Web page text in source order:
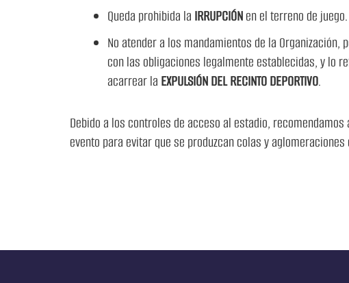
Queda prohibida la IRRUPCIÓNen el terreno de juego.
No atender a los mandamientos de la
con las obligaciones legalmente establecidas, y lo
acarrear la EXPULSIÓN DELRECINTO DEPORTIVO.
Debido a los controles de acceso al estadio,
evento para evitar que se produzcan colas y